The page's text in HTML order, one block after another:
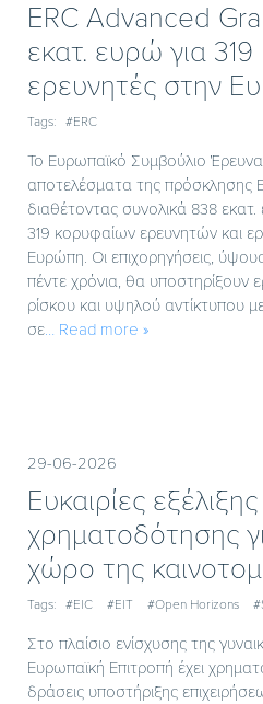
ERC Advanced
εκατ. ευρώ για
ερευνητές στην
Tags: #ERC
Το Ευρωπαϊκό Συμβούλιο
αποτελέσματα της πρόσκλησης
διαθέτοντας συνολικά 838
319 κορυφαίων ερευνητών και
Ευρώπη. Οι επιχορηγήσεις,
πέντε χρόνια, θα υποστηρίξουν
ρίσκου και υψηλού αντίκτυπου
σε… Read more »
29-06-2026
Ευκαιρίες εξέλιξης
χρηματοδότησης
χώρο της
Tags: #EIC #EIT #Open Horizons
Στο πλαίσιο ενίσχυσης της
Ευρωπαϊκή Επιτροπή έχει
δράσεις υποστήριξης